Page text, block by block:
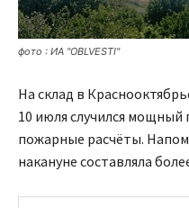
фото : ИА "OBLVESTI"
На склад в
10 июля случился
пожарные расчёты.
накануне составляла